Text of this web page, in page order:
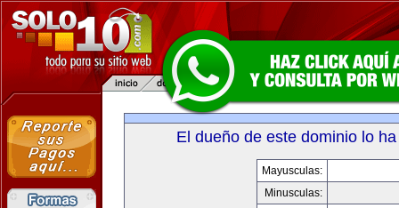
El dueño de este dominio lo
Mayusculas:
Minusculas: